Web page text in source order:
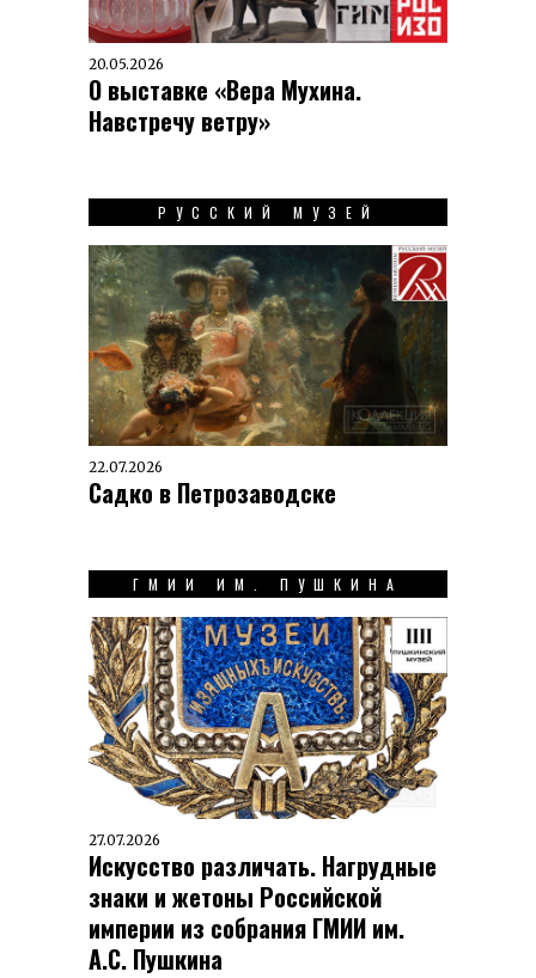
20.05.2026
О выставке «Вера Мухина.
Навстречу ветру»
РУССКИЙ МУЗЕЙ
22.07.2026
Садко в Петрозаводске
ГМИИ ИМ. ПУШКИНА
27.07.2026
Искусство различать. Нагрудные
знаки и жетоны Российской
империи из собрания ГМИИ им.
А.С. Пушкина